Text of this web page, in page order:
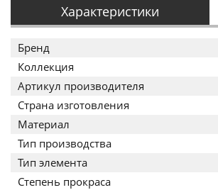
Характеристики
Бренд
Коллекция
Артикул производителя
Страна изготовления
Материал
Тип производства
Тип элемента
Степень прокраса